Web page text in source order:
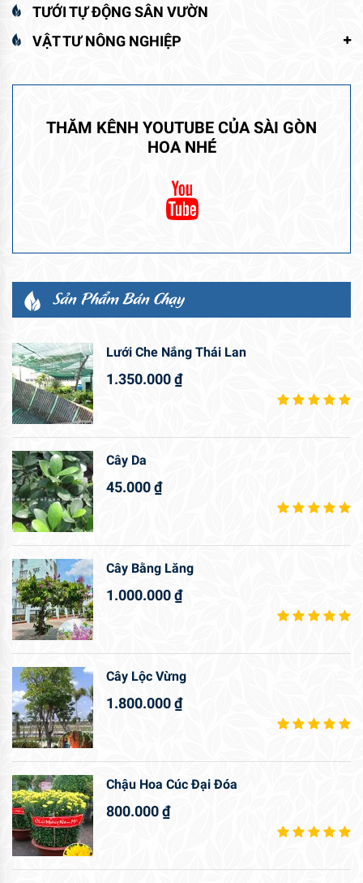
TƯỚI TỰ ĐỘNG SÂN VƯỜN
VẬT TƯ NÔNG NGHIỆP
THĂM KÊNH YOUTUBE CỦA SÀI GÒN
HOA NHÉ
Sản Phẩm Bán Chạy
Lưới Che Nắng Thái Lan
1.350.000₫
Cây Da
45.000₫
Cây Bằng Lăng
1.000.000₫
Cây Lộc Vừng
1.800.000₫
Chậu Hoa Cúc Đại Đóa
800.000₫